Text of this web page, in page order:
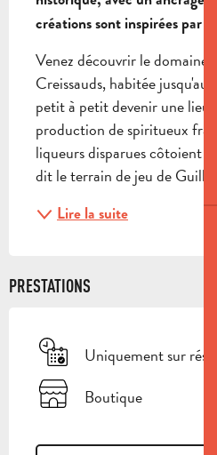
créations sont inspirées par
Venez découvrir le domaine
Creissauds, habitée jusqu'au
petit à petit devenir une lieu
production de spiritueux
liqueurs disparues côtoient
dit le terrain de jeu de
Lire la suite
PRESTATIONS
Uniquement sur
Boutique